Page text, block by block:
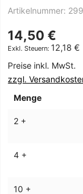
Artikelnummer
14,50 €
12,18 €
Preise inkl. MwSt.
zzgl.
Menge
2 +
4 +
10 +